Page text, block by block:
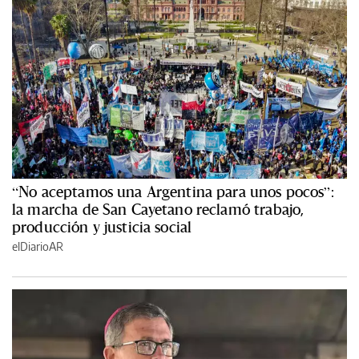
“No aceptamos una Argentina para unos pocos”:
la marcha de San Cayetano reclamó trabajo,
producción y justicia social
elDiarioAR